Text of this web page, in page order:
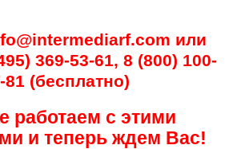
или
369-53-61, 8 (800) 100-
81 (бесплатно)
работаем с этими
и теперь ждем Вас!